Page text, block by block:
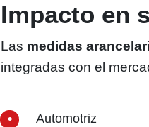
Impacto en
Las medidas
integradas con el
Automotriz